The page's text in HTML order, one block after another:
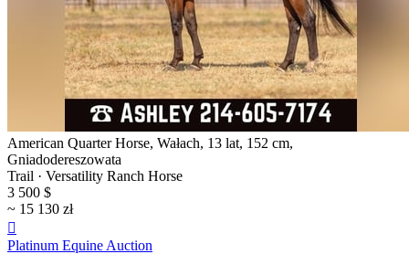
American Quarter Horse, Wałach, 13 lat, 152 cm,
Gniadodereszowata
Trail · Versatility Ranch Horse
3 500 $
~ 15 130 zł

Platinum Equine Auction